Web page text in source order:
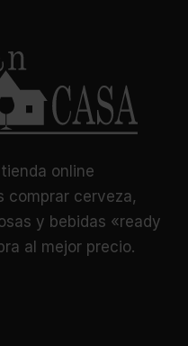
online
comprar cerveza,
y bebidas «ready
al mejor precio.